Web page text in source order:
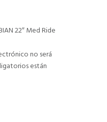
22″ Med Ride
no será
están